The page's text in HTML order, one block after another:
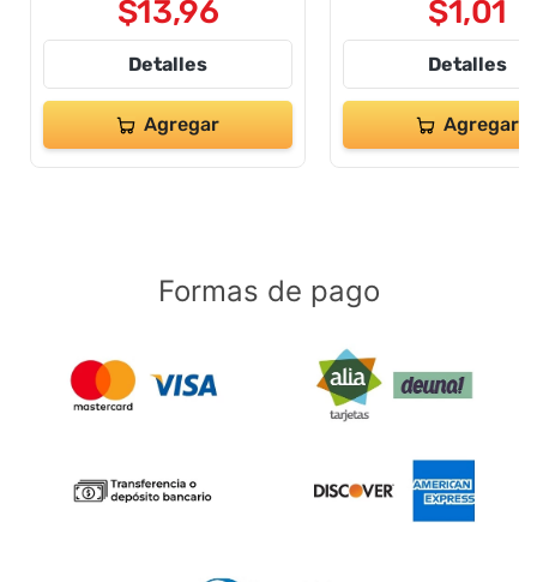
$13,96
Detalles
Agregar
$1,01
Detalles
Agregar
Formas de pago